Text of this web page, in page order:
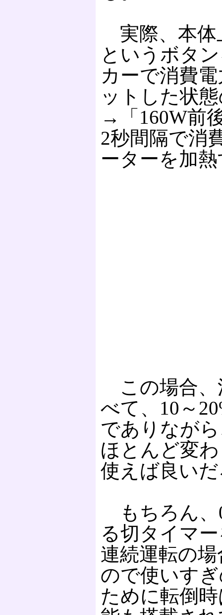
実際、本体
というボタ
カーで消費
ットした状
→「160W前
2秒間隔で消
ーターを加
この場合、
べて、10～
でありなが
ほとんど変
使えば良い
もちろん、
る切タイマ
連続運転の
ので使いす
ために転倒